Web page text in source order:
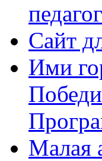
Сайт
Ими
Малая